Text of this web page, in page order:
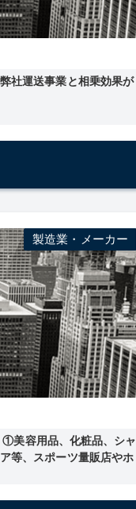
社運送事業と相乗効果が
製造業・メーカー
①美容用品、化粧品、シャ
等、スポーツ量販店やホ